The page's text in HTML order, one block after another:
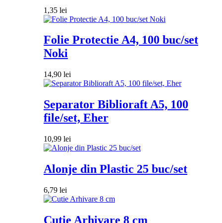
1,35 lei
Folie Protectie A4, 100 buc/set
Noki
14,90 lei
Separator Biblioraft A5, 100
file/set, Eher
10,99 lei
Alonje din Plastic 25 buc/set
6,79 lei
Cutie Arhivare 8 cm